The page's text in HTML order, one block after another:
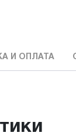
И ОПЛАТА